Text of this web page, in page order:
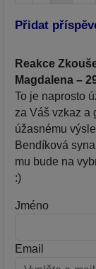
Přidat
Reakce
Magdalena –
To je naprosto
za Váš vzkaz a
úžasnému
Bendíková
mu bude na
:)
Jméno
Email